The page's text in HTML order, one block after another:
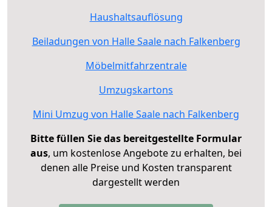
Haushaltsauflösung
Beiladungen von Halle Saale nach Falkenberg
Möbelmitfahrzentrale
Umzugskartons
Mini Umzug von Halle Saale nach Falkenberg
Bitte füllen Sie das bereitgestellte Formular
aus, um kostenlose Angebote zu erhalten, bei
denen alle Preise und Kosten transparent
dargestellt werden